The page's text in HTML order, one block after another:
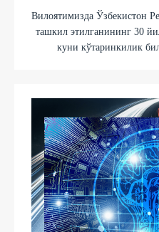
Вилоятимизда Ўзбекистон
ташкил этилганининг 30
куни кўтаринкилик